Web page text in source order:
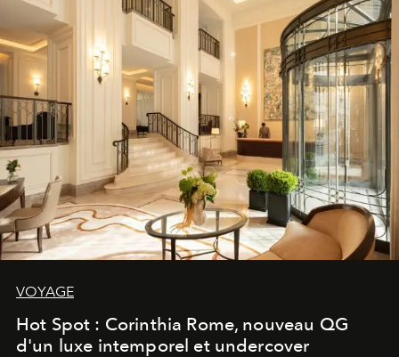
VOYAGE
Hot Spot : Corinthia Rome, nouveau QG
d'un luxe intemporel et undercover